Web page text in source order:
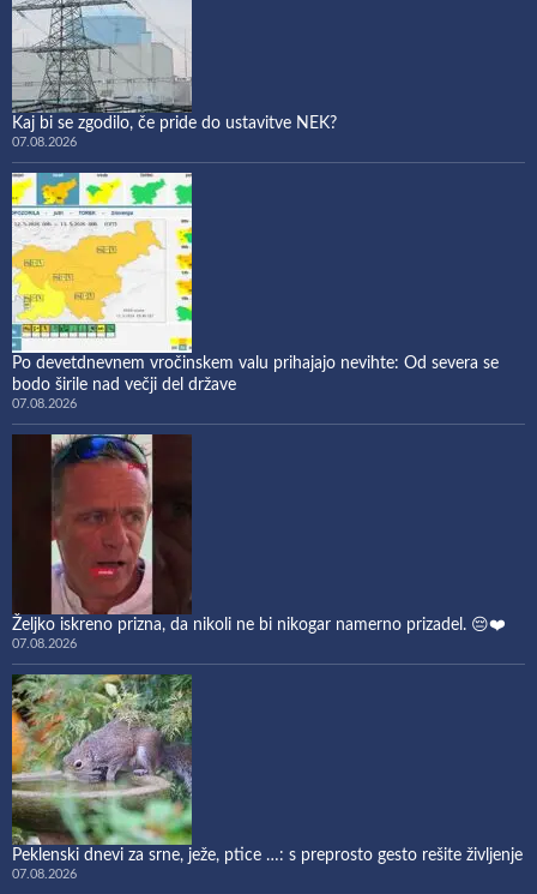
Kaj bi se zgodilo, če pride do ustavitve NEK?
07.08.2026
Po devetdnevnem vročinskem valu prihajajo nevihte: Od severa se
bodo širile nad večji del države
07.08.2026
Željko iskreno prizna, da nikoli ne bi nikogar namerno prizadel. 😔❤️
07.08.2026
Peklenski dnevi za srne, ježe, ptice …: s preprosto gesto rešite življenje
07.08.2026